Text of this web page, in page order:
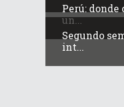
Perú: donde
un...
Segundo
int...